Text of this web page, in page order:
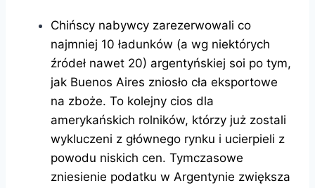
Chińscy nabywcy zarezerwowali co
najmniej 10 ładunków (a wg niektórych
źródeł nawet 20) argentyńskiej soi po tym,
jak Buenos Aires zniosło cła eksportowe
na zboże. To kolejny cios dla
amerykańskich rolników, którzy już zostali
wykluczeni z głównego rynku i ucierpieli z
powodu niskich cen. Tymczasowe
zniesienie podatku w Argentynie zwiększa